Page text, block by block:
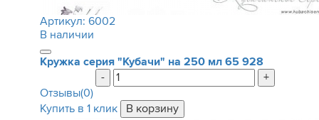
Артикул: 6002
В наличии
Кружка серия "Кубачи" на 250 мл 65 928
-
+
Отзывы(0)
Купить в 1 клик